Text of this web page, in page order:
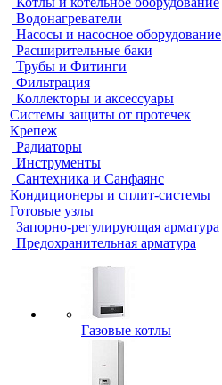
Водонагреватели
Насосы и насосное оборудование
Расширительные баки
Трубы и Фитинги
Фильтрация
Коллекторы и аксессуары
Системы защиты от протечек
Крепеж
Радиаторы
Инструменты
Сантехника и Санфаянс
Кондиционеры и сплит-системы
Готовые узлы
Запорно-регулирующая арматура
Предохранительная арматура
Газовые котлы